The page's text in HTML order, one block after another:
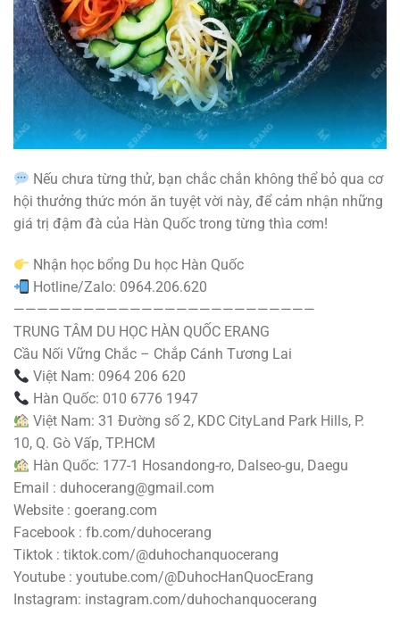
Nếu chưa từng thử, bạn chắc chắn không thể bỏ qua cơ
hội thưởng thức món ăn tuyệt vời này, để cảm nhận những
giá trị đậm đà của Hàn Quốc trong từng thìa cơm!
Nhận học bổng Du học Hàn Quốc
Hotline/Zalo: 0964.206.620
——————————————————————————
TRUNG TÂM DU HỌC HÀN QUỐC ERANG
Cầu Nối Vững Chắc – Chắp Cánh Tương Lai
Việt Nam: 0964 206 620
Hàn Quốc: 010 6776 1947
Việt Nam: 31 Đường số 2, KDC CityLand Park Hills, P.
10, Q. Gò Vấp, TP.HCM
Hàn Quốc: 177-1 Hosandong-ro, Dalseo-gu, Daegu
Email : duhocerang@gmail.com
Website : goerang.com
Facebook : fb.com/duhocerang
Tiktok : tiktok.com/@duhochanquocerang
Youtube : youtube.com/@DuhocHanQuocErang
Instagram: instagram.com/duhochanquocerang